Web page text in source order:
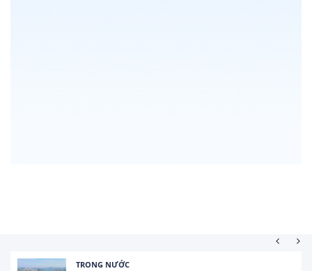
HOẠT ĐỘNG ĐẦU TƯ